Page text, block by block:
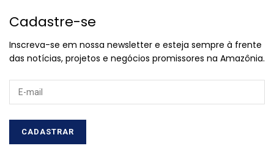
Cadastre-se
Inscreva-se em nossa newsletter e esteja sempre à frente
das notícias, projetos e negócios promissores na Amazônia.